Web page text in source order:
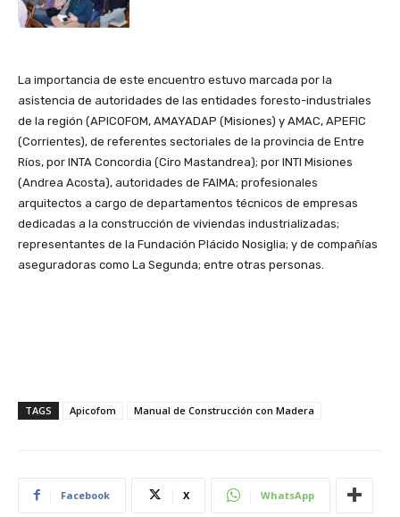
La importancia de este encuentro estuvo marcada por la
asistencia de autoridades de las entidades foresto-industriales
de la región (APICOFOM, AMAYADAP (Misiones) y AMAC, APEFIC
(Corrientes), de referentes sectoriales de la provincia de Entre
Ríos, por INTA Concordia (Ciro Mastandrea); por INTI Misiones
(Andrea Acosta), autoridades de FAIMA; profesionales
arquitectos a cargo de departamentos técnicos de empresas
dedicadas a la construcción de viviendas industrializadas;
representantes de la Fundación Plácido Nosiglia; y de compañías
aseguradoras como La Segunda; entre otras personas.
TAGS Apicofom Manual de Construcción con Madera
Facebook X WhatsApp